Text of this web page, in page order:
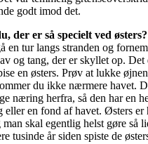
godt imod det.
der er så specielt ved østers?
en tur langs stranden og
og tang, der er skyllet op. Det
en østers. Prøv at lukke
du ikke nærmere havet.
næring herfra, så den har en
eller en fond af havet. Østers er
skal egentlig helst gøre så
tusinde år siden spiste de